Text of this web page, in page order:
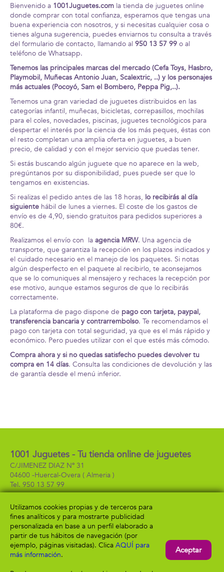
Bienvenido a 1001Juguetes.com la tienda de juguetes online
donde comprar con total confianza, esperamos que tengas una
buena experiencia con nosotros, y si necesitas cualquier cosa o
tienes alguna sugerencia, puedes enviarnos tu consulta a través
del formulario de contacto, llamando al 950 13 57 99 o al
teléfono de Whatsapp.
Tenemos las principales marcas del mercado (Cefa Toys, Hasbro,
Playmobil, Muñecas Antonio Juan, Scalextric, ..) y los personajes
más actuales (Pocoyó, Sam el Bombero, Peppa Pig,..).
Tenemos una gran variedad de juguetes distribuidos en las
categorías infantil, muñecas, bicicletas, correpasillos, mochilas
para el coles, novedades, piscinas, juguetes tecnológicos para
despertar el interés por la ciencia de los más peques, éstas con
el resto completan una amplia oferta en juguetes, a buen
precio, de calidad y con el mejor servicio que puedas tener.
Si estás buscando algún juguete que no aparece en la web,
pregúntanos por su disponibilidad, pues puede ser que lo
tengamos en existencias.
Si realizas el pedido antes de las 18 horas, lo recibirás al día
siguiente hábil de lunes a viernes. El coste de los gastos de
envío es de 4,90, siendo gratuitos para pedidos superiores a
80€.
Realizamos el envío con la agencia MRW. Una agencia de
transporte, que garantiza la recepción en los plazos indicados y
el cuidado necesario en el manejo de los paquetes. Si notas
algún desperfecto en el paquete al recibirlo, te aconsejamos
que se lo comuniques al mensajero y rechaces la recepción por
ese motivo, aunque estamos seguros de que lo recibirás
correctamente.
La plataforma de pago dispone de pago con tarjeta, paypal,
transferencia bancaria y contrarrembolso. Te recomendamos el
pago con tarjeta con total seguridad, ya que es el más rápido y
económico. Pero puedes utilizar con el que estés más cómodo.
Compra ahora y si no quedas satisfecho puedes devolver tu
compra en 14 días. Consulta las condiciones de devolución y las
de garantía desde el menú inferior.
1001 Juguetes - Tu tienda online de juguetes
C/JIMENEZ DIAZ Nº 31
04600 -Huercal-Overa ( Almeria )
950 13 57 99
Información
Aviso legal
Política de privacidad
Política de cookies
Atención al cliente
Envío y devolución
Contacto
Utilizamos cookies propias y de terceros para
fines analíticos y para mostrarte publicidad
personalizada en base a un perfil elaborado a
partir de tus hábitos de navegación (por
ejemplo, páginas visitadas). Clica AQUÍ para
más información.
Aceptar